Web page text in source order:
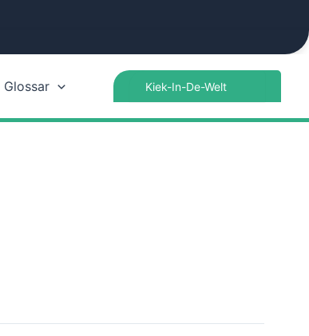
Glossar